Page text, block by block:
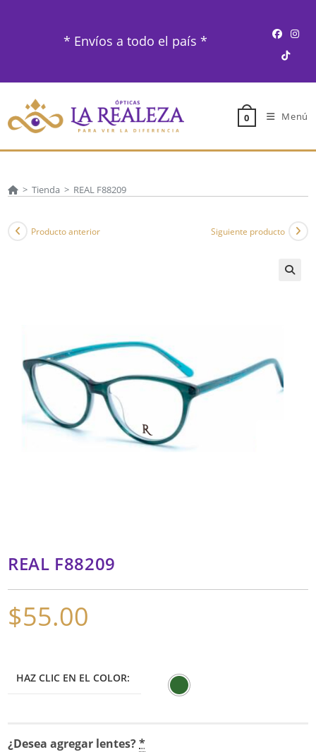
* Envíos a todo el país *
0 Menú
> Tienda > REAL F88209
Producto anterior Siguiente producto
REAL F88209
$55.00
HAZ CLIC EN EL COLOR:
¿Desea agregar lentes?*